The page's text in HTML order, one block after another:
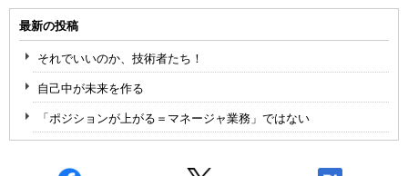
最新の投稿
それでいいのか、技術者たち！
自己中が未来を作る
「ポジションが上がる＝マネージャ業務」ではない